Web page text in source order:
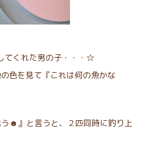
てくれた男の子・・・☆
色を見て『これは何の魚かな
う☻』と言うと、２匹同時に釣り上